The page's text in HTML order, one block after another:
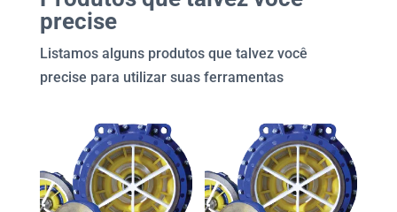
Cabeçote
quantidade
precise
Listamos alguns produtos que talvez você
precise para utilizar suas ferramentas